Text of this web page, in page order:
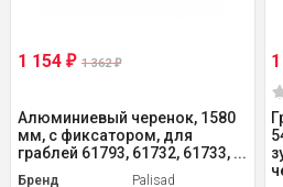
1 154 ₽ 1 362₽
Алюминиевый черенок, 1580
мм, с фиксатором, для
граблей 61793, 61732, 61733, ...
Бренд Palisad